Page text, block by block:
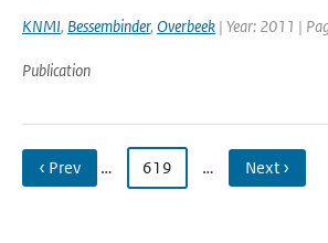
KNMI, Bessembinder, Overbeek | Year: 2011 |
Publication
‹ Prev … 619 … Next ›